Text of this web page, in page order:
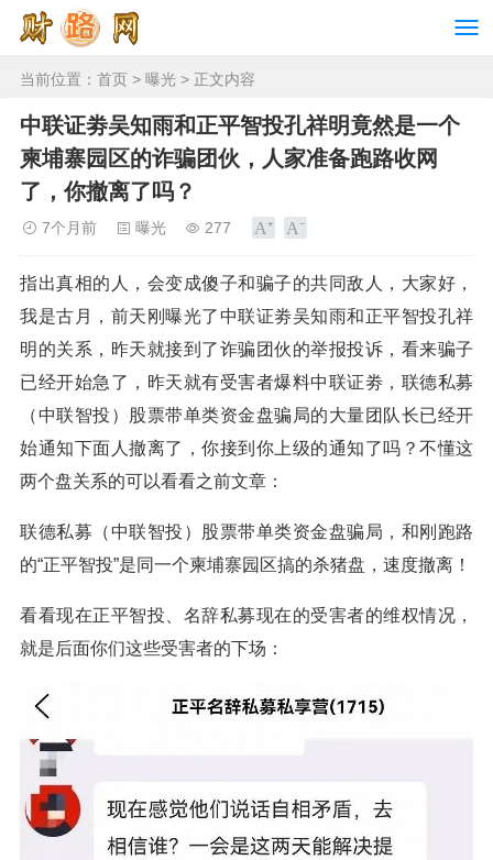
当前位置： 首页 > 曝光 > 正文内容
中联证劵吴知雨和正平智投孔祥明竟然是一个
柬埔寨园区的诈骗团伙，人家准备跑路收网
了，你撤离了吗？
7个月前 曝光 277
指出真相的人，会变成傻子和骗子的共同敌人，大家好，
我是古月，前天刚曝光了中联证劵吴知雨和正平智投孔祥
明的关系，昨天就接到了诈骗团伙的举报投诉，看来骗子
已经开始急了，昨天就有受害者爆料中联证劵，联德私募
（中联智投）股票带单类资金盘骗局的大量团队长已经开
始通知下面人撤离了，你接到你上级的通知了吗？不懂这
两个盘关系的可以看看之前文章：
联德私募（中联智投）股票带单类资金盘骗局，和刚跑路
的“正平智投”是同一个柬埔寨园区搞的杀猪盘，速度撤离！
看看现在正平智投、名辞私募现在的受害者的维权情况，
就是后面你们这些受害者的下场：